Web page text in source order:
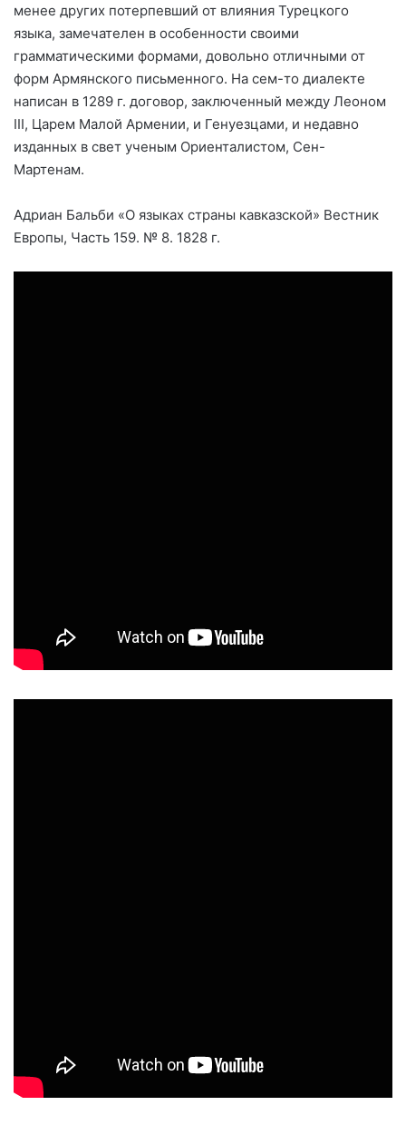
менее других потерпевший от влияния Турецкого
языка, замечателен в особенности своими
грамматическими формами, довольно отличными от
форм Армянского письменного. На сем-то диалекте
написан в 1289 г. договор, заключенный между Леоном
III, Царем Малой Армении, и Генуезцами, и недавно
изданных в свет ученым Ориенталистом, Сен-
Мартенам.
Адриан Бальби «О языках страны кавказской» Вестник
Европы, Часть 159. № 8. 1828 г.